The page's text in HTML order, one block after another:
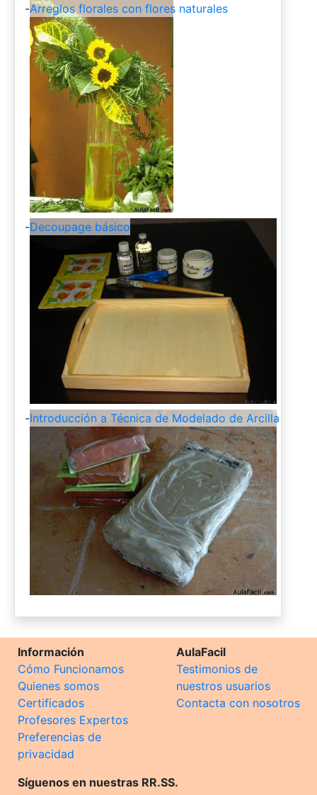
-Arreglos florales con flores naturales
-Decoupage básico
-Introducción a Técnica de Modelado de Arcilla
Información
Cómo Funcionamos
Quienes somos
Certificados
Profesores Expertos
Preferencias de
privacidad
AulaFacil
Testimonios de
nuestros usuarios
Contacta con nosotros
Síguenos en nuestras RR.SS.